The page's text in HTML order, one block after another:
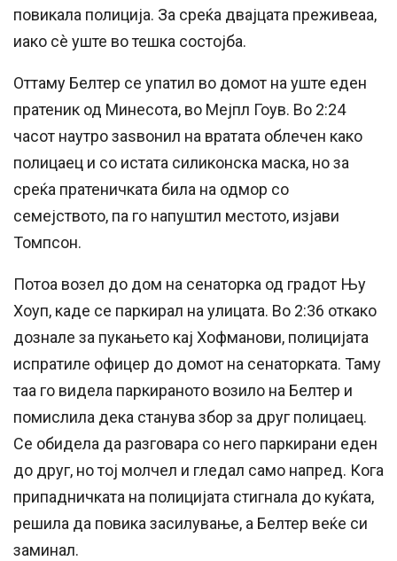
повикала полиција. За среќа двајцата преживеаа,
иако сè уште во тешка состојба.
Оттаму Белтер се упатил во домот на уште еден
пратеник од Минесота, во Мејпл Гоув. Во 2:24
часот наутро заѕвонил на вратата облечен како
полицаец и со истата силиконска маска, но за
среќа пратеничката била на одмор со
семејството, па го напуштил местото, изјави
Томпсон.
Потоа возел до дом на сенаторка од градот Њу
Хоуп, каде се паркирал на улицата. Во 2:36 откако
дознале за пукањето кај Хофманови, полицијата
испратиле офицер до домот на сенаторката. Таму
таа го видела паркираното возило на Белтер и
помислила дека станува збор за друг полицаец.
Се обидела да разговара со него паркирани еден
до друг, но тој молчел и гледал само напред. Кога
припадничката на полицијата стигнала до куќата,
решила да повика засилување, а Белтер веќе си
заминал.